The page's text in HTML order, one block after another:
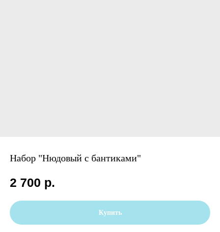
Набор "Нюдовый с бантиками"
2 700 р.
Купить